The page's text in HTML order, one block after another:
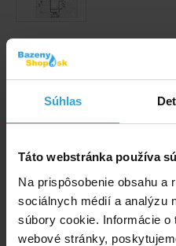
Súhlas
Táto webstránka používa
Na prispôsobenie obsahu a
sociálnych médií a analýzu
súbory cookie. Informácie
webové stránky,
Podlahová výpusť ABS,
fóliové bazény, napojenie 2“
Dostupnost:Na
Sledovať